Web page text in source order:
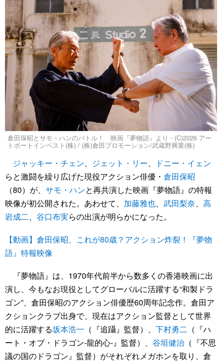
倉田保昭とサモ・ハンのバトル！ 映画『夢物語』より - (C)2026 アー
トポートインベスト(株) / (株)倉田プロモーション/武蔵野興業(株)
ジャッキー・チェン ジェット・リー
ドニー・イェン
らと激闘を繰り広げた現役アクション俳優・ 倉田保昭
（80）が、 サモ・ハンと再共演した映画『夢物語』の特報
映像が初公開された。あわせて、 加藤雅也 武田梨奈
高
岩成二
谷口布実らの出演が明らかになった。
【動画】倉田保昭、これが80歳？アクション炸裂！『夢物
語』特報映像
『夢物語』は、1970年代前半から数多くの香港映画に出
演し、今もなお現役としてグローバルに活躍する“和製ドラ
ゴン”、倉田保昭のアクション俳優歴60周年記念作。倉田ア
クションクラブ出身で、現在はアクション監督として世界
的に活躍する坂本浩一 （『追躡』監督）、 下村勇二 （『ハ
ート・オブ・ドラゴン‐龍的心‐』監督）、 谷垣健治 （『不思
議の国のドラゴン』監督）がそれぞれメガホンを取り、倉